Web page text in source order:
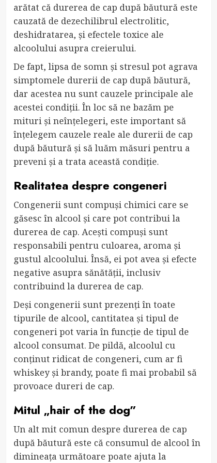
arătat că durerea de cap după băutură este
cauzată de dezechilibrul electrolitic,
deshidratarea, și efectele toxice ale
alcoolului asupra creierului.
De fapt, lipsa de somn și stresul pot agrava
simptomele durerii de cap după băutură,
dar acestea nu sunt cauzele principale ale
acestei condiții. În loc să ne bazăm pe
mituri și neînțelegeri, este important să
înțelegem cauzele reale ale durerii de cap
după băutură și să luăm măsuri pentru a
preveni și a trata această condiție.
Realitatea despre congeneri
Congenerii sunt compuși chimici care se
găsesc în alcool și care pot contribui la
durerea de cap. Acești compuși sunt
responsabili pentru culoarea, aroma și
gustul alcoolului. Însă, ei pot avea și efecte
negative asupra sănătății, inclusiv
contribuind la durerea de cap.
Deși congenerii sunt prezenți în toate
tipurile de alcool, cantitatea și tipul de
congeneri pot varia în funcție de tipul de
alcool consumat. De pildă, alcoolul cu
conținut ridicat de congeneri, cum ar fi
whiskey și brandy, poate fi mai probabil să
provoace dureri de cap.
Mitul „hair of the dog”
Un alt mit comun despre durerea de cap
după băutură este că consumul de alcool în
dimineața următoare poate ajuta la